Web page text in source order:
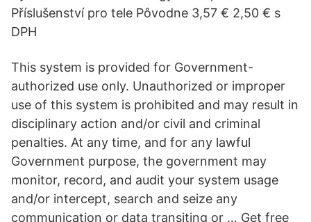
Příslušenství pro tele Pôvodne 3,57 € 2,50 € s
DPH
This system is provided for Government-
authorized use only. Unauthorized or improper
use of this system is prohibited and may result in
disciplinary action and/or civil and criminal
penalties. At any time, and for any lawful
Government purpose, the government may
monitor, record, and audit your system usage
and/or intercept, search and seize any
communication or data transiting or … Get free